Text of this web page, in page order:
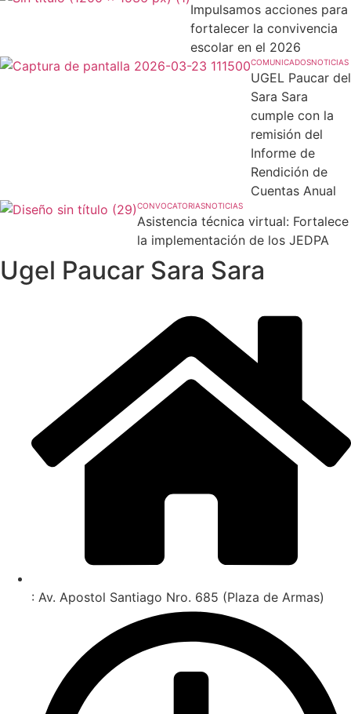
Impulsamos acciones para
fortalecer la convivencia
escolar en el 2026
COMUNICADOSNOTICIAS
UGEL Paucar del
Sara Sara
cumple con la
remisión del
Informe de
Rendición de
Cuentas Anual
CONVOCATORIASNOTICIAS
Asistencia técnica virtual: Fortalece
la implementación de los JEDPA
Ugel Paucar Sara Sara
: Av. Apostol Santiago Nro. 685 (Plaza de Armas)